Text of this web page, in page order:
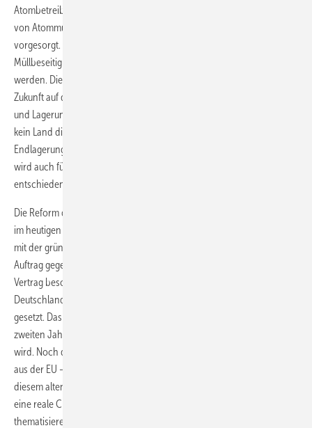
Atombetreiber für Stilllegung von Atomkraftwerken und Endlagerung
von Atommüll bilden müssen. Kaum ein Atomstaat hat ausreichend
vorgesorgt. Das Prinzip, dass der Verursacher für die Kosten der
Müllbeseitigung aufkommt, muss auch im Atomsektor berücksichtigt
werden. Die europäisch finanzierte Atomforschung muss sich in
Zukunft auf die Bereiche Strahlenschutz, Stilllegung sowie Behandlung
und Lagerung von Atommüll beschränken. Nach wie vor hat noch
kein Land die Aufgabe gelöst, einen akzeptablen Ort für die sichere
Endlagerung von hochaktivem Atommüll zu finden. Diese Aufgabe
wird auch für Länder noch lange bestehen, die sich wie Deutschland
entschieden haben, aus der Atomnutzung auszusteigen.
Die Reform des Euratom-Vertrags, der wie ein Fossil aus anderer Zeit
im heutigen Europa wirkt, ist überfällig. Ich habe deshalb gemeinsam
mit der grünen Fraktion im Europaparlament ein Rechtsgutachten in
Auftrag gegeben, das die notwendigen Änderungen am Euratom-
Vertrag beschreibt und im März vorgestellt werden soll. Neben
Deutschland hat sich das auch die österreichische Regierung zum Ziel
gesetzt. Das ist auch deshalb interessant, weil Österreich in der
zweiten Jahreshälfte die europäische Rats­präsidentschaft innehaben
wird. Noch dazu wird es allein schon wegen des Ausstiegs der Briten
aus der EU – und damit auch aus Euratom – notwendig sein, sich mit
diesem alten Vertrag neu zu befassen. Dieses Jahr bietet also endlich
eine reale Chance, den dringenden Reformbedarf von Euratom zu
thematisieren.